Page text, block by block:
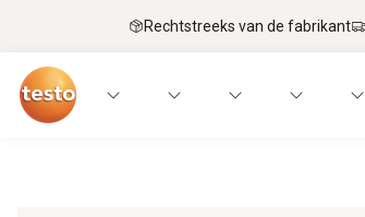
Rechtstreeks van de fabrikant